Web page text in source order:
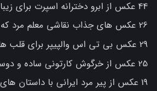
44 عکس از ابرو دخترانه اسپرت برای زیبایی و جذابیت بیشتر
26 عکس های جذاب نقاشی معلم مرد که شما را شگفت زده می کند
29 عکس بی تی اس والپیپر برای قلب های عاشق
25 عکس از خرگوش کارتونی ساده و دوست‌داشتنی
19 عکس از پیر مرد ایرانی با داستان های زندگی شگفت انگیز